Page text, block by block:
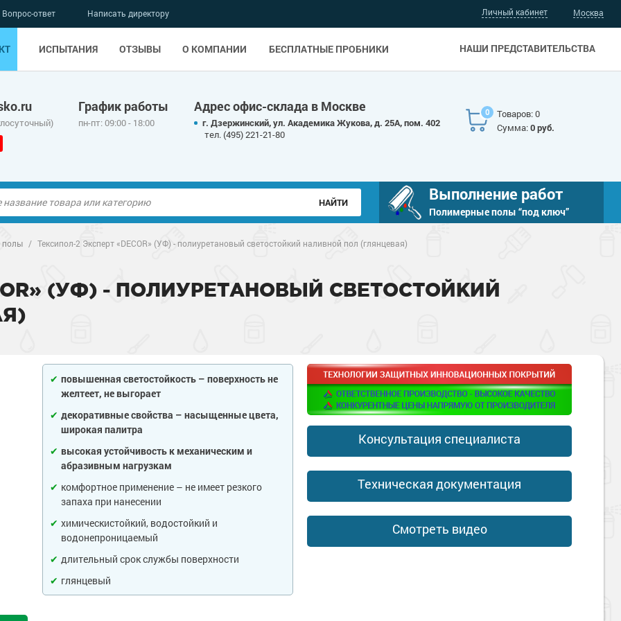
Личный кабинет
НАШИ ПРЕДСТАВИТЕЛЬСТВА
Вопрос-ответ Написать директору
ИСПЫТАНИЯ ОТЗЫВЫ О КОМПАНИИ БЕСПЛАТНЫЕ ПРОБНИКИ
Москва
График работы
пн-пт: 09:00 - 18:00
Адрес офис-склада в Москве
г. Дзержинский, ул. Академика Жукова, д. 25А, пом. 402
тел. (495) 221-21-80
0
Товаров: 0
Сумма:0 руб.
Выполнение работ
Полимерные полы “под ключ”
полы
наливные
металла
краски
эмали
товары
дерева
товары
товары
и потолков
бассейна
товары
товары
полы / Тексипол-2 Эксперт «DECOR» (УФ) - полиуретановый светостойкий наливной пол (глянцевая)
(УФ) - ПОЛИУРЕТАНОВЫЙ СВЕТОСТОЙКИЙ
повышенная светостойкость – поверхность не
желтеет, не выгорает
декоративные свойства – насыщенные цвета,
широкая палитра
высокая устойчивость к механическим и
абразивным нагрузкам
комфортное применение – не имеет резкого
запаха при нанесении
химическистойкий, водостойкий и
водонепроницаемый
длительный срок службы поверхности
глянцевый
Консультация специалиста
Техническая документация
Смотреть видео